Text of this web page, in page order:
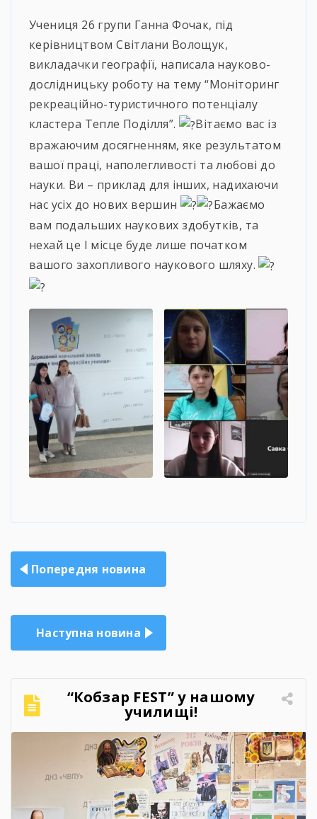
Учениця 26 групи Ганна Фочак, під
керівництвом Світлани Волощук,
викладачки географії, написала науково-
дослідницьку роботу на тему “Моніторинг
рекреаційно-туристичного потенціалу
кластера Тепле Поділля”.
Вітаємо вас із
вражаючим досягненням, яке результатом
вашої праці, наполегливості та любові до
науки. Ви – приклад для інших, надихаючи
нас усіх до нових вершин
Бажаємо
вам подальших наукових здобутків, та
нехай це І місце буде лише початком
вашого захопливого наукового шляху.
Навігація
записів
Попередня новина
Наступна новина
“Кобзар FEST” у нашому
училищі!